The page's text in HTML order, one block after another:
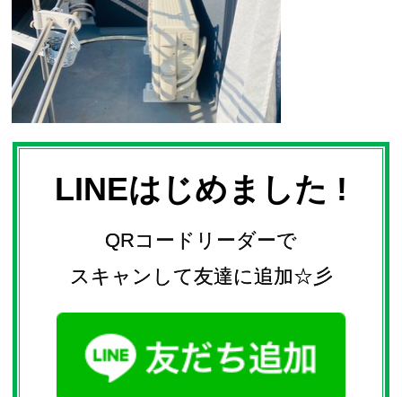
LINEはじめました !
QRコードリーダーで
スキャンして友達に追加☆彡